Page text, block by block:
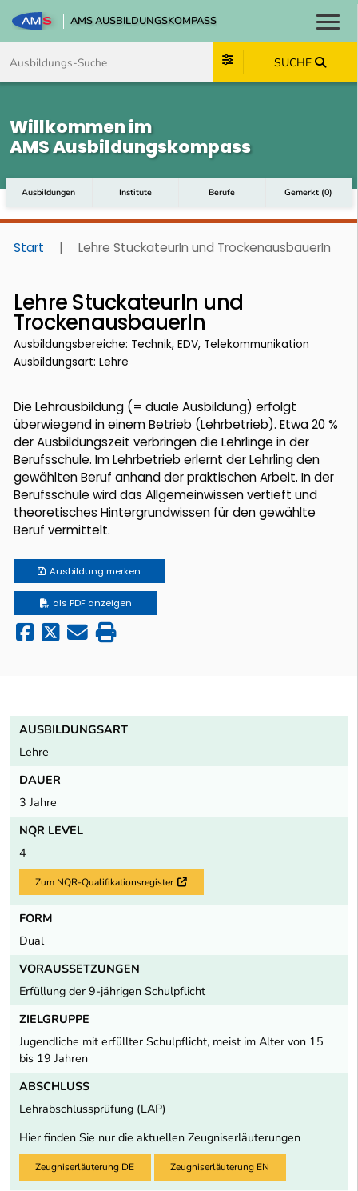
AMS AUSBILDUNGSKOMPASS
SUCHE
Willkommen im
AMS Ausbildungskompass
Ausbildungen Institute Berufe Gemerkt (0)
Start | Lehre StuckateurIn und TrockenausbauerIn
Lehre StuckateurIn und
TrockenausbauerIn
Ausbildungsbereiche: Technik, EDV, Telekommunikation
Ausbildungsart: Lehre
Die Lehrausbildung (= duale Ausbildung) erfolgt
überwiegend in einem Betrieb (Lehrbetrieb). Etwa 20 %
der Ausbildungszeit verbringen die Lehrlinge in der
Berufsschule. Im Lehrbetrieb erlernt der Lehrling den
gewählten Beruf anhand der praktischen Arbeit. In der
Berufsschule wird das Allgemeinwissen vertieft und
theoretisches Hintergrundwissen für den gewählte
Beruf vermittelt.
Ausbildung merken
als PDF anzeigen
AUSBILDUNGSART
Lehre
DAUER
3 Jahre
NQR LEVEL
4
Zum NQR-Qualifikationsregister Externer Link
FORM
Dual
VORAUSSETZUNGEN
Erfüllung der 9-jährigen Schulpflicht
ZIELGRUPPE
Jugendliche mit erfüllter Schulpflicht, meist im Alter von 15
bis 19 Jahren
ABSCHLUSS
Lehrabschlussprüfung (LAP)
Hier finden Sie nur die aktuellen Zeugniserläuterungen
Zeugniserläuterung DE Zeugniserläuterung EN